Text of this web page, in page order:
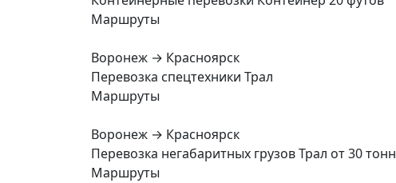
Маршруты
Воронеж → Красноярск
Перевозка спецтехники Трал
Маршруты
Воронеж → Красноярск
Перевозка негабаритных грузов Трал от 30 тонн
Маршруты